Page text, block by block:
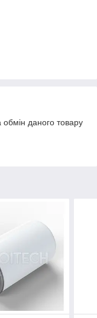
даного товару